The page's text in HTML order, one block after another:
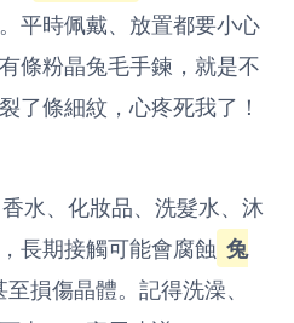
平時佩戴、放置都要小心
條粉晶兔毛手鍊，就是不
了條細紋，心疼死我了！
香水、化妝品、洗髮水、沐
長期接觸可能會腐蝕 兔
損傷晶體。記得洗澡、